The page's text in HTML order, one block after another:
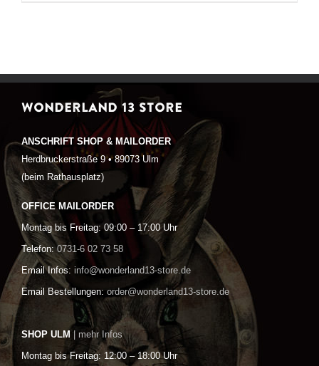
WONDERLAND 13 STORE
ANSCHRIFT SHOP & MAILORDER
Herdbruckerstraße 9 • 89073 Ulm
(beim Rathausplatz)
OFFICE MAILORDER
Montag bis Freitag: 09:00 – 17:00 Uhr
Telefon: 0731-6 02 73 58
Email Infos: info@wonderland13-store.de
Email Bestellungen: order@wonderland13-store.de
SHOP ULM | mehr Infos
Montag bis Freitag: 12:00 – 18:00 Uhr